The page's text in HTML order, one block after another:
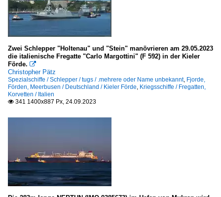
Kanada
Vancouver Island
Kanäle
Deutschland
Dortmund-Ems-Kanal
Hilfsschiffe, Versorger
Deutschland
Zwei Schlepper "Holtenau" und "Stein" manövrieren am 29.05.2023
die italienische Fregatte "Carlo Margottini" (F 592) in der Kieler
Förde. 
Christopher Pätz
Spezialschiffe / Schlepper / tugs / .mehrere oder Name unbekannt, Fjorde,
Förden, Meerbusen / Deutschland / Kieler Förde, Kriegsschiffe / Fregatten,
Korvetten / Italien
 341 1400x887 Px, 24.09.2023